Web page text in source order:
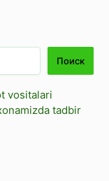
Поиск
vositalari
tadbir